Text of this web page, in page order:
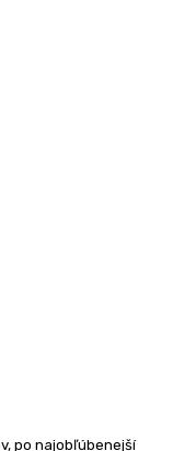
po najobľ­úbe­nej­ší